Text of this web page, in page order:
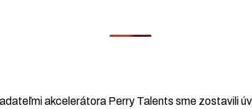
akcelerátora Perry Talents sme zostavili